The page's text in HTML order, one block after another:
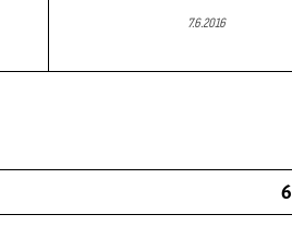
7.6.2016
6